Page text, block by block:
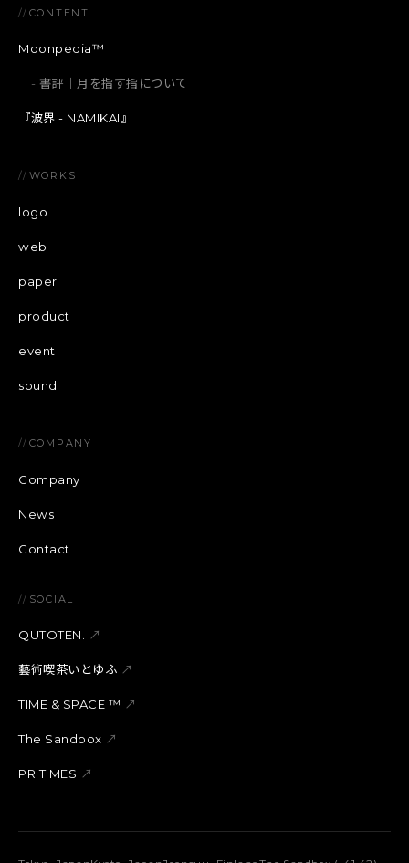
// CONTENT
Moonpedia™
書評｜月を指す指について
『波界 - NAMIKAI』
// WORKS
logo
web
paper
product
event
sound
// COMPANY
Company
News
Contact
// SOCIAL
QUTOTEN. ↗
藝術喫茶いとゆふ ↗
TIME & SPACE ™︎ ↗
The Sandbox ↗
PR TIMES ↗